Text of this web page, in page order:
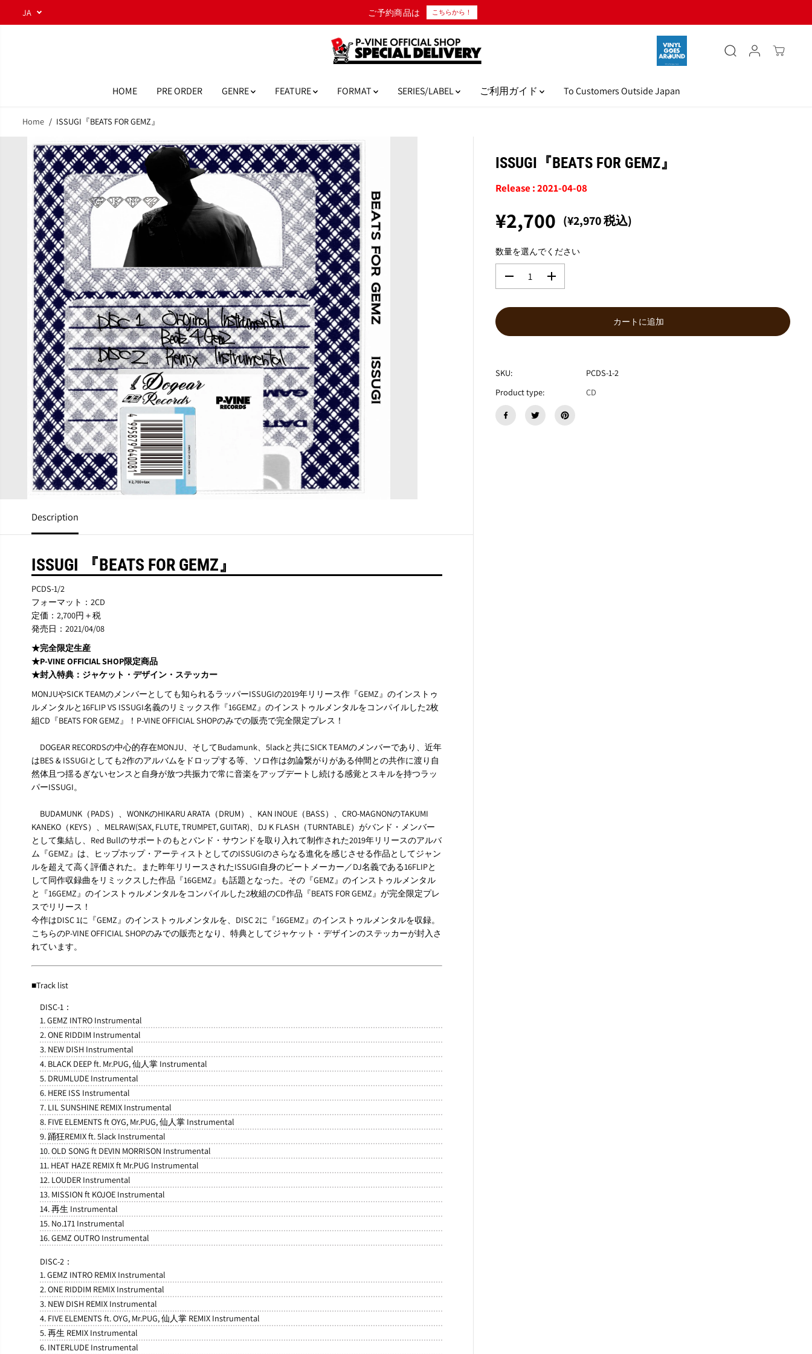
コンテンツにスキ
JA 10,000円以上のご購入で日本国内送料無料！
HOME PRE ORDER GENRE FEATURE FORMAT SERIES/LABEL ご利用ガイド To Customers Outside Japan
Home ISSUGI『BEATS FOR GEMZ』
商品情報へスキッ
プ
Description
ISSUGI 『BEATS FOR GEMZ』
PCDS-1/2
フォーマット：2CD
定価：2,700円＋税
発売日：2021/04/08
★完全限定生産
★P-VINE OFFICIAL SHOP限定商品
★封入特典：ジャケット・デザイン・ステッカー
MONJUやSICK TEAMのメンバーとしても知られるラッパーISSUGIの2019年リリース作『GEMZ』のインストゥ
ルメンタルと16FLIP VS ISSUGI名義のリミックス作『16GEMZ』のインストゥルメンタルをコンパイルした2枚
組CD『BEATS FOR GEMZ』！P-VINE OFFICIAL SHOPのみでの販売で完全限定プレス！
DOGEAR RECORDSの中心的存在MONJU、そしてBudamunk、5lackと共にSICK TEAMのメンバーであり、近年
はBES & ISSUGIとしても2作のアルバムをドロップする等、ソロ作は勿論繋がりがある仲間との共作に渡り自
然体且つ揺るぎないセンスと自身が放つ共振力で常に音楽をアップデートし続ける感覚とスキルを持つラッ
パーISSUGI。
BUDAMUNK（PADS）、WONKのHIKARU ARATA（DRUM）、KAN INOUE（BASS）、CRO-MAGNONのTAKUMI
KANEKO（KEYS）、MELRAW(SAX, FLUTE, TRUMPET, GUITAR)、DJ K FLASH（TURNTABLE）がバンド・メンバー
として集結し、Red Bullのサポートのもとバンド・サウンドを取り入れて制作された2019年リリースのアルバ
ム『GEMZ』は、ヒップホップ・アーティストとしてのISSUGIのさらなる進化を感じさせる作品としてジャン
ルを超えて高く評価された。また昨年リリースされたISSUGI自身のビートメーカー／DJ名義である16FLIPと
して同作収録曲をリミックスした作品『16GEMZ』も話題となった。その『GEMZ』のインストゥルメンタル
と『16GEMZ』のインストゥルメンタルをコンパイルした2枚組のCD作品『BEATS FOR GEMZ』が完全限定プレ
スでリリース！
今作はDISC 1に『GEMZ』のインストゥルメンタルを、DISC 2に『16GEMZ』のインストゥルメンタルを収録。
こちらのP-VINE OFFICIAL SHOPのみでの販売となり、特典としてジャケット・デザインのステッカーが封入さ
れています。
■Track list
DISC-1：
1. GEMZ INTRO Instrumental
2. ONE RIDDIM Instrumental
3. NEW DISH Instrumental
4. BLACK DEEP ft. Mr.PUG, 仙人掌 Instrumental
5. DRUMLUDE Instrumental
6. HERE ISS Instrumental
7. LIL SUNSHINE REMIX Instrumental
8. FIVE ELEMENTS ft OYG, Mr.PUG, 仙人掌 Instrumental
9. 踊狂REMIX ft. 5lack Instrumental
10. OLD SONG ft DEVIN MORRISON Instrumental
11. HEAT HAZE REMIX ft Mr.PUG Instrumental
12. LOUDER Instrumental
13. MISSION ft KOJOE Instrumental
14. 再生 Instrumental
15. No.171 Instrumental
16. GEMZ OUTRO Instrumental
DISC-2：
1. GEMZ INTRO REMIX Instrumental
2. ONE RIDDIM REMIX Instrumental
3. NEW DISH REMIX Instrumental
4. FIVE ELEMENTS ft. OYG, Mr.PUG, 仙人掌 REMIX Instrumental
5. 再生 REMIX Instrumental
6. INTERLUDE Instrumental
ISSUGI『BEATS FOR GEMZ』
Release : 2021-04-08
通
価
格
¥2,700 (¥2,970 税込)
数量を選んでください
量
す
S
G
I
『
B
数
量
す
『
カートに追加
SKU:
PCDS-1-2
Product type:
CD